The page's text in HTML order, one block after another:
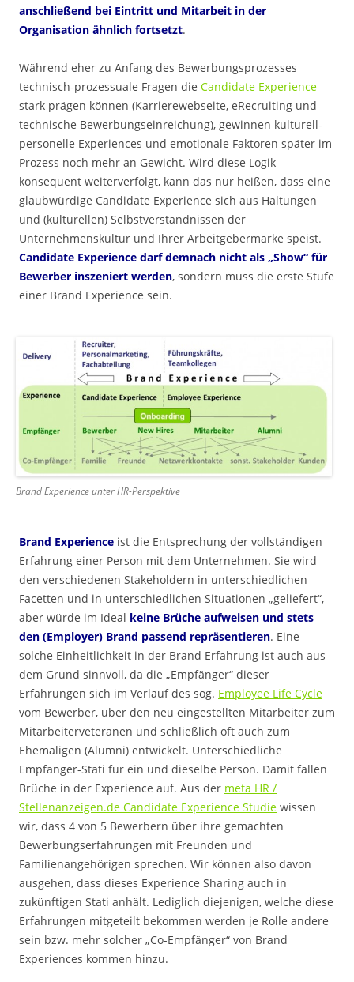
anschließend bei Eintritt und Mitarbeit in der
Organisation ähnlich fortsetzt.
Während eher zu Anfang des Bewerbungsprozesses
technisch-prozessuale Fragen die Candidate Experience
stark prägen können (Karrierewebseite, eRecruiting und
technische Bewerbungseinreichung), gewinnen kulturell-
personelle Experiences und emotionale Faktoren später im
Prozess noch mehr an Gewicht. Wird diese Logik
konsequent weiterverfolgt, kann das nur heißen, dass eine
glaubwürdige Candidate Experience sich aus Haltungen
und (kulturellen) Selbstverständnissen der
Unternehmenskultur und Ihrer Arbeitgebermarke speist.
Candidate Experience darf demnach nicht als „Show“ für
Bewerber inszeniert werden, sondern muss die erste Stufe
einer Brand Experience sein.
Brand Experience unter HR-Perspektive
Brand Experience ist die Entsprechung der vollständigen
Erfahrung einer Person mit dem Unternehmen. Sie wird
den verschiedenen Stakeholdern in unterschiedlichen
Facetten und in unterschiedlichen Situationen „geliefert“,
aber würde im Ideal keine Brüche aufweisen und stets
den (Employer) Brand passend repräsentieren. Eine
solche Einheitlichkeit in der Brand Erfahrung ist auch aus
dem Grund sinnvoll, da die „Empfänger“ dieser
Erfahrungen sich im Verlauf des sog. Employee Life Cycle
vom Bewerber, über den neu eingestellten Mitarbeiter zum
Mitarbeiterveteranen und schließlich oft auch zum
Ehemaligen (Alumni) entwickelt. Unterschiedliche
Empfänger-Stati für ein und dieselbe Person. Damit fallen
Brüche in der Experience auf. Aus der meta HR /
Stellenanzeigen.de Candidate Experience Studie wissen
wir, dass 4 von 5 Bewerbern über ihre gemachten
Bewerbungserfahrungen mit Freunden und
Familienangehörigen sprechen. Wir können also davon
ausgehen, dass dieses Experience Sharing auch in
zukünftigen Stati anhält. Lediglich diejenigen, welche diese
Erfahrungen mitgeteilt bekommen werden je Rolle andere
sein bzw. mehr solcher „Co-Empfänger“ von Brand
Experiences kommen hinzu.